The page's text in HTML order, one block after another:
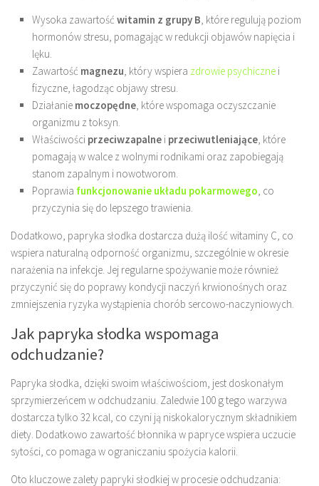
Wysoka zawartość witamin z grupy B, które regulują poziom
hormonów stresu, pomagając w redukcji objawów napięcia i
lęku.
Zawartość magnezu, który wspiera zdrowie psychiczne i
fizyczne, łagodząc objawy stresu.
Działanie moczopędne, które wspomaga oczyszczanie
organizmu z toksyn.
Właściwości przeciwzapalne i przeciwutleniające, które
pomagają w walce z wolnymi rodnikami oraz zapobiegają
stanom zapalnym i nowotworom.
Poprawia funkcjonowanie układu pokarmowego, co
przyczynia się do lepszego trawienia.
Dodatkowo, papryka słodka dostarcza dużą ilość witaminy C, co
wspiera naturalną odporność organizmu, szczególnie w okresie
narażenia na infekcje. Jej regularne spożywanie może również
przyczynić się do poprawy kondycji naczyń krwionośnych oraz
zmniejszenia ryzyka wystąpienia chorób sercowo-naczyniowych.
Jak papryka słodka wspomaga
odchudzanie?
Papryka słodka, dzięki swoim właściwościom, jest doskonałym
sprzymierzeńcem w odchudzaniu. Zaledwie 100 g tego warzywa
dostarcza tylko 32 kcal, co czyni ją niskokalorycznym składnikiem
diety. Dodatkowo zawartość błonnika w papryce wspiera uczucie
sytości, co pomaga w ograniczaniu spożycia kalorii.
Oto kluczowe zalety papryki słodkiej w procesie odchudzania: